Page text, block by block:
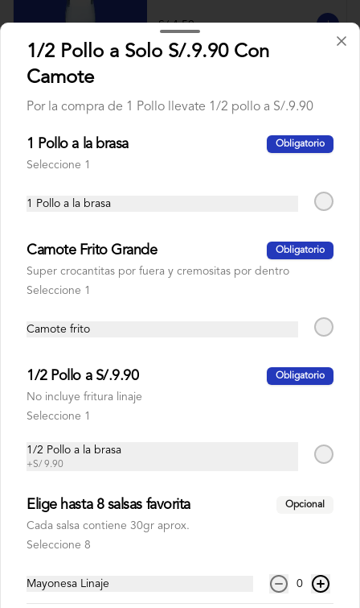
S/ 4.50
600 ml
500 ml
S/ 6.00
1/2 Pollo a Solo S/.9.90 Con
Camote
Por la compra de 1 Pollo llevate 1/2 pollo a S/.9.90
1 Pollo a la brasa Obligatorio
Seleccione 1
1 Pollo a la brasa
Camote Frito Grande Obligatorio
Super crocantitas por fuera y cremositas por dentro
Seleccione 1
Camote frito
1/2 Pollo a S/.9.90 Obligatorio
No incluye fritura linaje
Seleccione 1
1/2 Pollo a la brasa
+S/ 9.90
Elige hasta 8 salsas favorita Opcional
Cada salsa contiene 30gr aprox.
Seleccione 8
Mayonesa Linaje 0